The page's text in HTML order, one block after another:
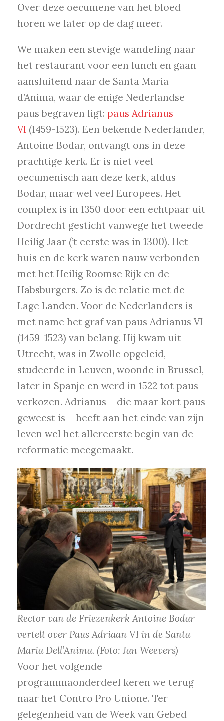
Over deze oecumene van het bloed
horen we later op de dag meer.
We maken een stevige wandeling naar
het restaurant voor een lunch en gaan
aansluitend naar de Santa Maria
d’Anima, waar de enige Nederlandse
paus begraven ligt: paus Adrianus
VI (1459-1523). Een bekende Nederlander,
Antoine Bodar, ontvangt ons in deze
prachtige kerk. Er is niet veel
oecumenisch aan deze kerk, aldus
Bodar, maar wel veel Europees. Het
complex is in 1350 door een echtpaar uit
Dordrecht gesticht vanwege het tweede
Heilig Jaar (’t eerste was in 1300). Het
huis en de kerk waren nauw verbonden
met het Heilig Roomse Rijk en de
Habsburgers. Zo is de relatie met de
Lage Landen. Voor de Nederlanders is
met name het graf van paus Adrianus VI
(1459-1523) van belang. Hij kwam uit
Utrecht, was in Zwolle opgeleid,
studeerde in Leuven, woonde in Brussel,
later in Spanje en werd in 1522 tot paus
verkozen. Adrianus – die maar kort paus
geweest is – heeft aan het einde van zijn
leven wel het allereerste begin van de
reformatie meegemaakt.
Rector van de Friezenkerk Antoine Bodar
vertelt over Paus Adriaan VI in de Santa
Maria Dell’Anima. (Foto: Jan Weevers)
Voor het volgende
programmaonderdeel keren we terug
naar het Contro Pro Unione. Ter
gelegenheid van de Week van Gebed